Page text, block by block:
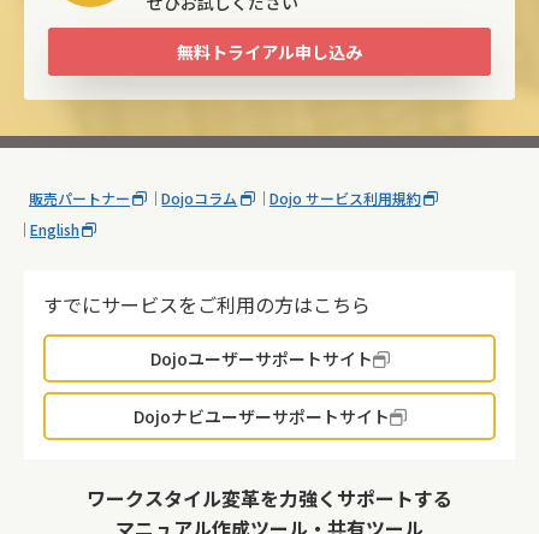
無料トライアル申し込み
販売パートナー Dojoコラム
Dojo サービス利用規約
English
すでにサービスをご利用の方はこちら
Dojoユーザーサポートサイト
Dojoナビユーザーサポートサイト
ワークスタイル変革を力強くサポートする
マニュアル作成ツール・共有ツール